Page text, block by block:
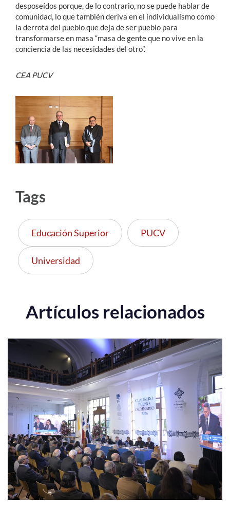
desposeídos porque, de lo contrario, no se puede hablar de
comunidad, lo que también deriva en el individualismo como
la derrota del pueblo que deja de ser pueblo para
transformarse en masa “masa de gente que no vive en la
conciencia de las necesidades del otro”.
CEA PUCV
Tags
Educación Superior PUCV
Universidad
Artículos relacionados